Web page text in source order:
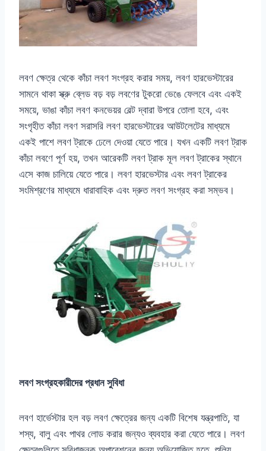
লবণ ক্ষেত্র থেকে কাঁচা লবণ সংগ্রহ করার সময়, লবণ হারভেস্টারের
সামনে থাকা স্ক্রু ব্লেড বড় বড় লবণের টুকরো ভেঙে ফেলবে এবং একই
সময়ে, ভাঙা কাঁচা লবণ কনভেয়র বেল্ট দ্বারা উপরে তোলা হবে, এবং
সংগৃহীত কাঁচা লবণ সরাসরি লবণ হারভেস্টারের আউটলেটের মাধ্যমে
একই পাশে লবণ ট্রাকে ঢেলে দেওয়া যেতে পারে। যখন একটি লবণ ট্রাক
কাঁচা লবণে পূর্ণ হয়, তখন আরেকটি লবণ ট্রাক মূল লবণ ট্রাকের স্থানে
এসে কাজ চালিয়ে যেতে পারে। লবণ হারভেস্টার এবং লবণ ট্রাকের
সংমিশ্রণের মাধ্যমে ধারাবাহিক এবং দ্রুত লবণ সংগ্রহ করা সম্ভব।
লবণ সংগ্রহকারীদের প্রধান সুবিধা
লবণ হার্ভেস্টার হল বড় লবণ ক্ষেত্রের জন্য একটি বিশেষ যন্ত্রপাতি, যা
শস্য, বালু এবং পাথর লোড করার জন্যও ব্যবহার করা যেতে পারে। লবণ